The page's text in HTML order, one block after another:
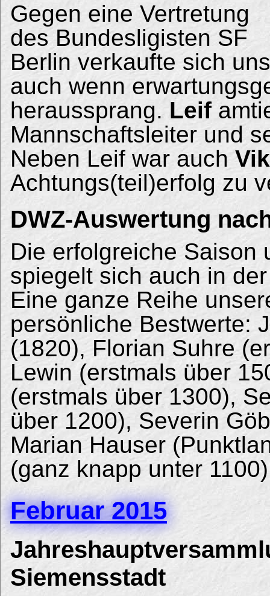
Gegen eine Vertretung
des Bundesligisten SF
Berlin verkaufte sich
auch wenn
heraussprang. Leif
Mannschaftsleiter und
Neben Leif war auch
Achtungs(teil)erfolg zu
DWZ-Auswertung
Die erfolgreiche Saison
spiegelt sich auch in
Eine ganze Reihe
persönliche Bestwerte:
(1820), Florian Suhre
Lewin (erstmals über
(erstmals über 1300),
über 1200), Severin
Marian Hauser
(ganz knapp unter
Februar 2015
Siemensstadt